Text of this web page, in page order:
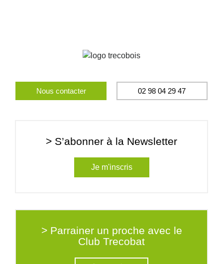
Nous contacter 02 98 04 29 47
> S’abonner à la Newsletter
Je m'inscris
> Parrainer un proche avec le
Club Trecobat